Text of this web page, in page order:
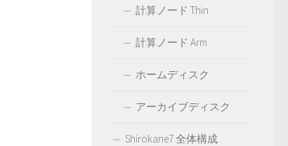
計算ノード Thin
計算ノード Arm
ホームディスク
アーカイブディスク
Shirokane7 全体構成